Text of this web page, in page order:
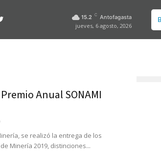
15.2 C Antofagasta
jueves, 6 agosto, 2026
Anual SONAMI
se realizó la entrega de los
Minería 2019, distinciones...